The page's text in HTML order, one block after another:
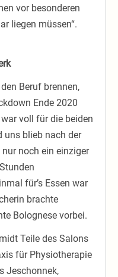
vor besonderen
liegen müssen“.
Beruf brennen,
Ende 2020
voll für die beiden
uns blieb nach der
noch ein einziger
für’s Essen war
brachte
Bolognese vorbei.
Teile des Salons
für Physiotherapie
Jeschonnek,